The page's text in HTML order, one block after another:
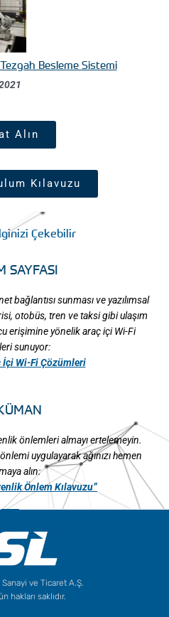
Besleme Sistemi
Alın
Kılavuzu
Çekebilir
SAYFASI
bağlantısı sunması ve yazılımsal
otobüs, tren ve taksi gibi ulaşım
erişimine yönelik araç içi Wi-Fi
sunuyor:
İçi Wi-Fi Çözümleri
önlemleri almayı ertelemeyin.
uygulayarak ağınızı hemen
alın:
Önlem Kılavuzu”
ve Ticaret A.Ş.
hakları saklıdır.